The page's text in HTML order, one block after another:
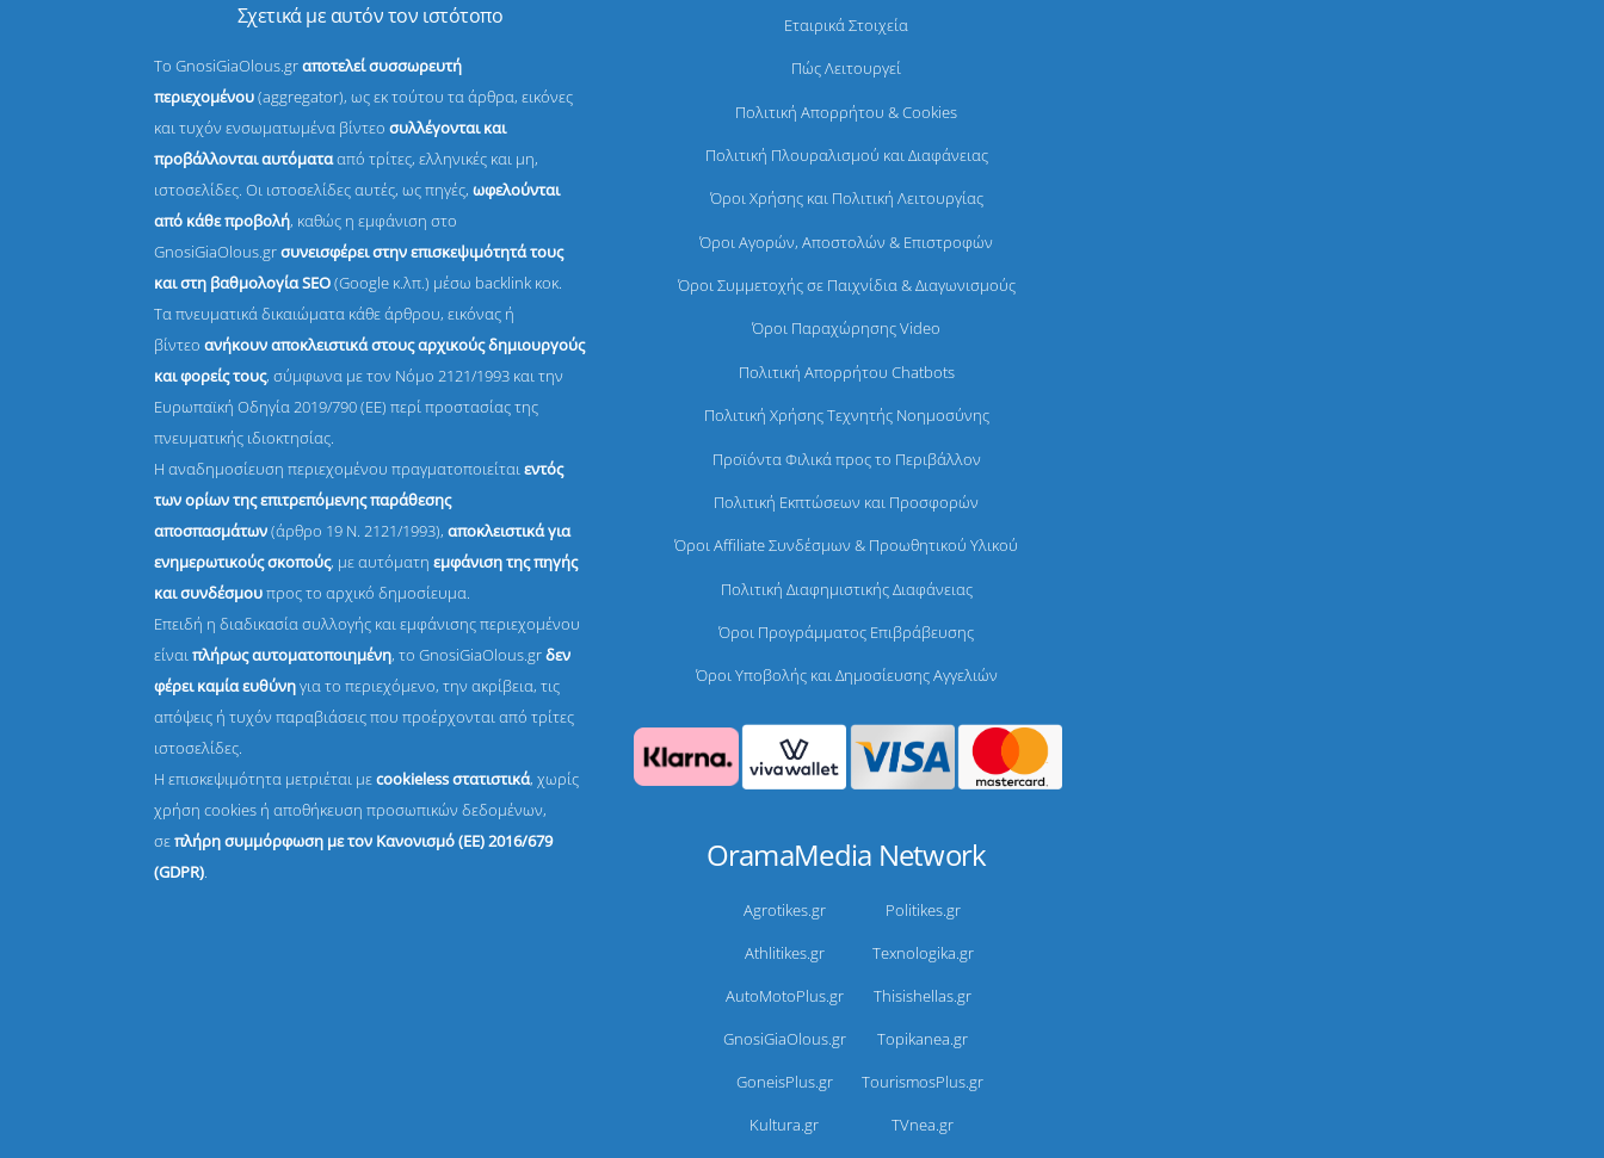
Σχετικά με αυτόν τον ιστότοπο
Το GnosiGiaOlous.grαποτελεί συσσωρευτή
περιεχομένου(aggregator), ως εκ τούτου τα άρθρα, εικόνες
και τυχόν ενσωματωμένα βίντεοσυλλέγονται και
προβάλλονται αυτόματααπό τρίτες, ελληνικές και μη,
ιστοσελίδες. Οι ιστοσελίδες αυτές, ως πηγές,ωφελούνται
από κάθε προβολή, καθώς η εμφάνιση στο
GnosiGiaOlous.grσυνεισφέρει στην επισκεψιμότητά τους
και στη βαθμολογία SEO(Google κ.λπ.) μέσω backlink κοκ.
Τα πνευματικά δικαιώματα κάθε άρθρου, εικόνας ή
βίντεοανήκουν αποκλειστικά στους αρχικούς δημιουργούς
και φορείς τους, σύμφωνα με τον Νόμο 2121/1993 και την
Ευρωπαϊκή Οδηγία 2019/790 (ΕΕ) περί προστασίας της
πνευματικής ιδιοκτησίας.
Η αναδημοσίευση περιεχομένου πραγματοποιείταιεντός
των ορίων της επιτρεπόμενης παράθεσης
αποσπασμάτων(άρθρο 19 Ν. 2121/1993), αποκλειστικά για
ενημερωτικούς σκοπούς, με αυτόματηεμφάνιση της πηγής
και συνδέσμουπρος το αρχικό δημοσίευμα.
Επειδή η διαδικασία συλλογής και εμφάνισης περιεχομένου
είναιπλήρως αυτοματοποιημένη, το GnosiGiaOlous.grδεν
φέρει καμία ευθύνηγια το περιεχόμενο, την ακρίβεια, τις
απόψεις ή τυχόν παραβιάσεις που προέρχονται από τρίτες
ιστοσελίδες.
Η επισκεψιμότητα μετριέται μεcookieless στατιστικά, χωρίς
χρήση cookies ή αποθήκευση προσωπικών δεδομένων,
σεπλήρη συμμόρφωση με τον Κανονισμό (ΕΕ) 2016/679
(GDPR).
Εταιρικά Στοιχεία
Πώς Λειτουργεί
Πολιτική Απορρήτου & Cookies
Πολιτική Πλουραλισμού και Διαφάνειας
Όροι Χρήσης και Πολιτική Λειτουργίας
Όροι Αγορών, Αποστολών & Επιστροφών
Όροι Συμμετοχής σε Παιχνίδια & Διαγωνισμούς
Όροι Παραχώρησης Video
Πολιτική Απορρήτου Chatbots
Πολιτική Χρήσης Τεχνητής Νοημοσύνης
Προϊόντα Φιλικά προς το Περιβάλλον
Πολιτική Εκπτώσεων και Προσφορών
Όροι Affiliate Συνδέσμων & Προωθητικού Υλικού
Πολιτική Διαφημιστικής Διαφάνειας
Όροι Προγράμματος Επιβράβευσης
Όροι Υποβολής και Δημοσίευσης Αγγελιών
OramaMedia Network
Agrotikes.gr
Politikes.gr
Athlitikes.gr
Texnologika.gr
AutoMotoPlus.gr
Thisishellas.gr
GnosiGiaOlous.gr
Topikanea.gr
GoneisPlus.gr
TourismosPlus.gr
Kultura.gr
TVnea.gr